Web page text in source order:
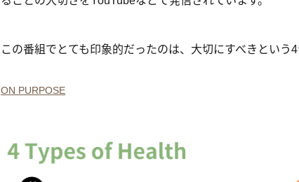
この番組でとても印象的だったのは、大切にすべきという4
ON PURPOSE